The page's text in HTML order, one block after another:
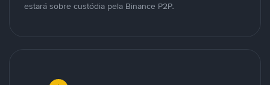
estará sobre custódia pela Binance P2P.